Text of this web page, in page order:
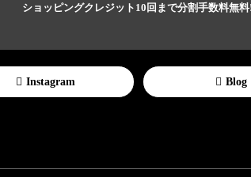
ショッピングクレジット10回まで分割手数料無料
Instagram Blog